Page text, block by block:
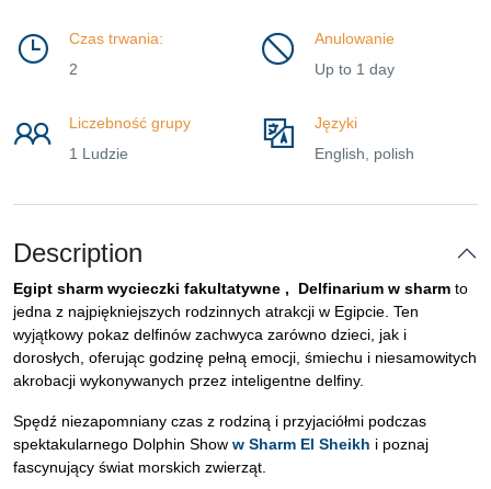
Czas trwania:
2
Anulowanie
Up to 1 day
Liczebność grupy
1 Ludzie
Języki
English, polish
Description
Egipt sharm wycieczki fakultatywne , Delfinarium w sharm to
jedna z najpiękniejszych rodzinnych atrakcji w Egipcie. Ten
wyjątkowy pokaz delfinów zachwyca zarówno dzieci, jak i
dorosłych, oferując godzinę pełną emocji, śmiechu i niesamowitych
akrobacji wykonywanych przez inteligentne delfiny.
Spędź niezapomniany czas z rodziną i przyjaciółmi podczas
spektakularnego Dolphin Show w Sharm El Sheikh i poznaj
fascynujący świat morskich zwierząt.